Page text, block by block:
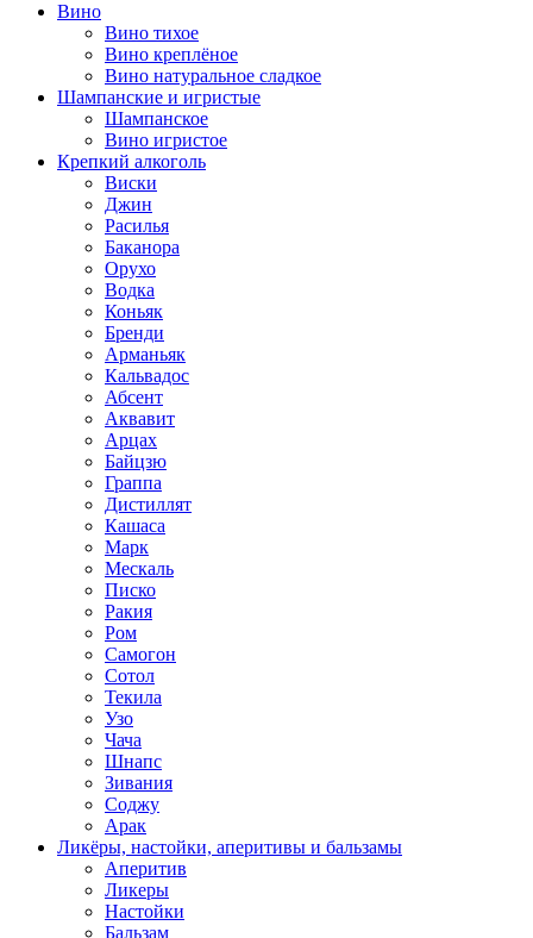
Вино
Вино тихое
Вино креплёное
Вино натуральное сладкое
Шампанские и игристые
Шампанское
Вино игристое
Крепкий алкоголь
Виски
Джин
Расилья
Баканора
Орухо
Водка
Коньяк
Бренди
Арманьяк
Кальвадос
Абсент
Аквавит
Арцах
Байцзю
Граппа
Дистиллят
Кашаса
Марк
Мескаль
Писко
Ракия
Ром
Самогон
Сотол
Текила
Узо
Чача
Шнапс
Зивания
Соджу
Арак
Ликёры, настойки, аперитивы и бальзамы
Аперитив
Ликеры
Настойки
Бальзам